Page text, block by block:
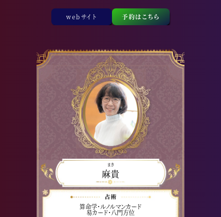
webサイト 予約はこちら
まき
麻貴
算命学・ルノルマンカード
易カード・八門方位